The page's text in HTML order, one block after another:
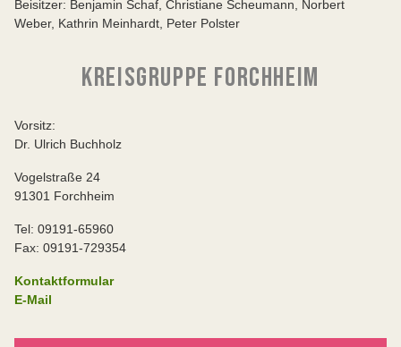
Beisitzer: Benjamin Schaf, Christiane Scheumann, Norbert
Weber, Kathrin Meinhardt, Peter Polster
KREISGRUPPE FORCHHEIM
Vorsitz:
Dr. Ulrich Buchholz
Vogelstraße 24
91301 Forchheim
Tel: 09191-65960
Fax: 09191-729354
Kontaktformular
E-Mail